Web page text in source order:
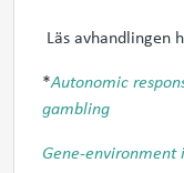
Läs avhandlingen
*Autonomic
gambling
Gene-